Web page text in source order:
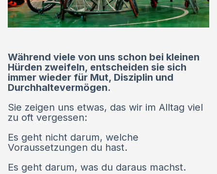
Während viele von uns schon bei kleinen
Hürden zweifeln, entscheiden sie sich
immer wieder für Mut, Disziplin und
Durchhaltevermögen.
Sie zeigen uns etwas, das wir im Alltag viel
zu oft vergessen:
Es geht nicht darum, welche
Voraussetzungen du hast.
Es geht darum, was du daraus machst.